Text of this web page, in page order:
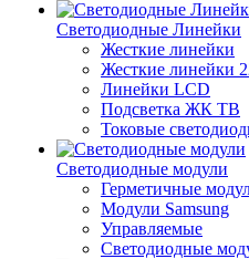
Светодиодные Линейки
Жесткие линейки
Жесткие линейки
Линейки LCD
Подсветка ЖК ТВ
Токовые
Светодиодные модули
Герметичные
Модули Samsung
Управляемые
Светодиодные